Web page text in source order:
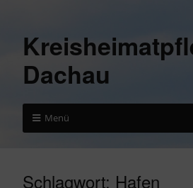
Dachau
Menü
Schlagwort: Hafen